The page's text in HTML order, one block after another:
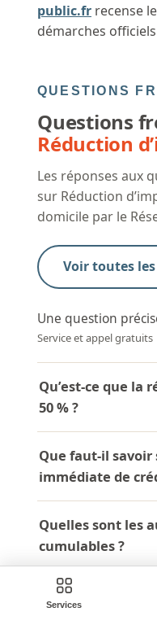
Services
public.fr recense
démarches
QUESTIONS
Questions
Réduction
Les réponses aux
sur Réduction
domicile par le
Voir toutes
Une question
Service et appel gratuits
Qu’est-ce que la
50 % ?
Que faut-il savoir
immédiate de
Quelles sont les
cumulables ?